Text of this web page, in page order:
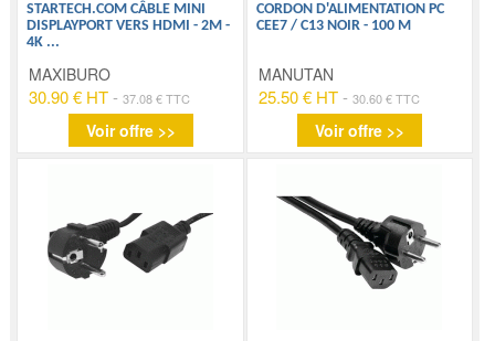
STARTECH.COM CÂBLE MINI
DISPLAYPORT VERS HDMI - 2M -
4K ...
MAXIBURO
30.90 € HT -37.08 € TTC
Voir offre >>
CORDON D'ALIMENTATION PC
CEE7 / C13 NOIR - 100 M
MANUTAN
25.50 € HT- 30.60 € TTC
Voir offre >>